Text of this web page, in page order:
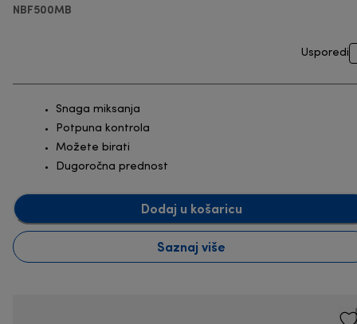
NBF500MB
Usporedi
Snaga miksanja
Potpuna kontrola
Možete birati
Dugoročna prednost
Dodaj u košaricu
Saznaj više